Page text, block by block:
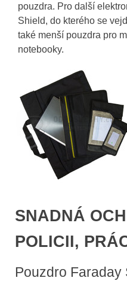
pouzdra. Pro další
Shield, do kterého se
také menší pouzdra pro
notebooky.
SNADNÁ
POLICII,
Pouzdro